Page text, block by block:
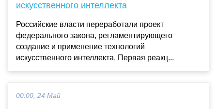
искусственного интеллекта
Российские власти переработали проект
федерального закона, регламентирующего
создание и применение технологий
искусственного интеллекта. Первая реакц...
00:00, 24 Май